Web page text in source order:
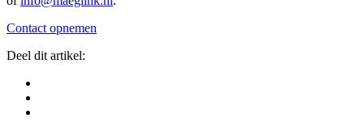
Contact opnemen
Deel dit artikel: